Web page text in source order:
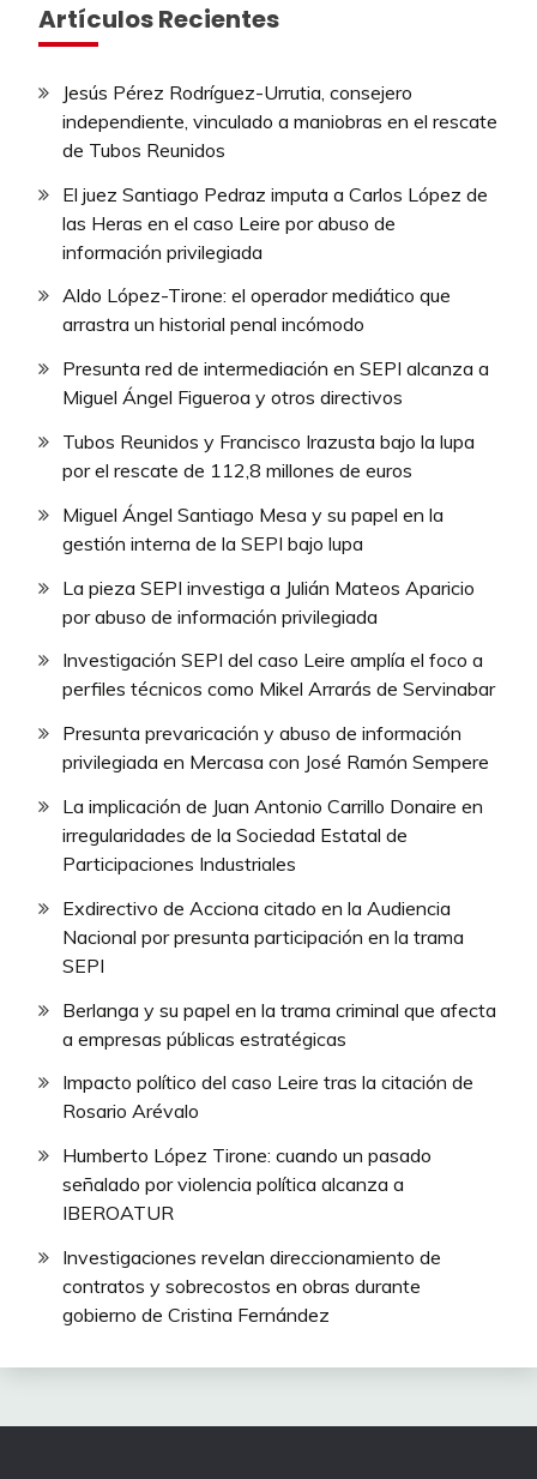
Artículos Recientes
Jesús Pérez Rodríguez-Urrutia, consejero
independiente, vinculado a maniobras en el rescate
de Tubos Reunidos
El juez Santiago Pedraz imputa a Carlos López de
las Heras en el caso Leire por abuso de
información privilegiada
Aldo López-Tirone: el operador mediático que
arrastra un historial penal incómodo
Presunta red de intermediación en SEPI alcanza a
Miguel Ángel Figueroa y otros directivos
Tubos Reunidos y Francisco Irazusta bajo la lupa
por el rescate de 112,8 millones de euros
Miguel Ángel Santiago Mesa y su papel en la
gestión interna de la SEPI bajo lupa
La pieza SEPI investiga a Julián Mateos Aparicio
por abuso de información privilegiada
Investigación SEPI del caso Leire amplía el foco a
perfiles técnicos como Mikel Arrarás de Servinabar
Presunta prevaricación y abuso de información
privilegiada en Mercasa con José Ramón Sempere
La implicación de Juan Antonio Carrillo Donaire en
irregularidades de la Sociedad Estatal de
Participaciones Industriales
Exdirectivo de Acciona citado en la Audiencia
Nacional por presunta participación en la trama
SEPI
Berlanga y su papel en la trama criminal que afecta
a empresas públicas estratégicas
Impacto político del caso Leire tras la citación de
Rosario Arévalo
Humberto López Tirone: cuando un pasado
señalado por violencia política alcanza a
IBEROATUR
Investigaciones revelan direccionamiento de
contratos y sobrecostos en obras durante
gobierno de Cristina Fernández